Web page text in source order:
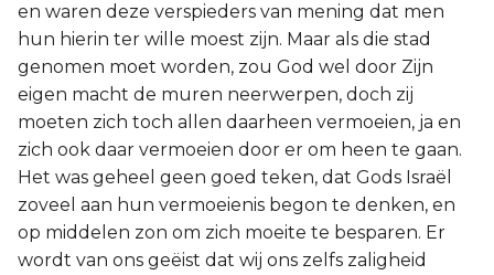
en waren deze verspieders van mening dat men
hun hierin ter wille moest zijn. Maar als die stad
genomen moet worden, zou God wel door Zijn
eigen macht de muren neerwerpen, doch zij
moeten zich toch allen daarheen vermoeien, ja en
zich ook daar vermoeien door er om heen te gaan.
Het was geheel geen goed teken, dat Gods Israël
zoveel aan hun vermoeienis begon te denken, en
op middelen zon om zich moeite te besparen. Er
wordt van ons geëist dat wij ons zelfs zaligheid